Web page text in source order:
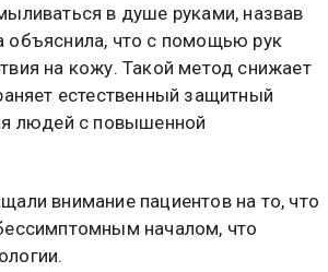
в душе руками, назвав
что с помощью рук
на кожу. Такой метод снижает
естественный защитный
людей с повышенной
внимание пациентов на то, что
началом, что